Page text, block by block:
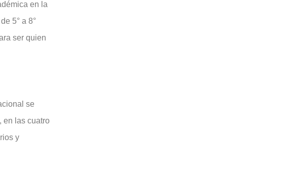
en la
5° a 8°
ser quien
se
en las cuatro
y